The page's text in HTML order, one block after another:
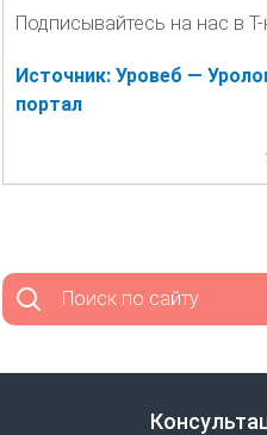
Подписывайтесь на нас в Т-
Источник: Уровеб —
портал
Поиск по сайту